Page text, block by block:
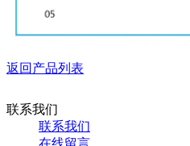
返回产品列表
联系我们
联系我们
在线留言